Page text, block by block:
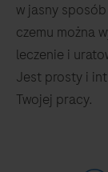
w jasny
czemu można
leczenie i
Jest prosty i
Twojej pracy.